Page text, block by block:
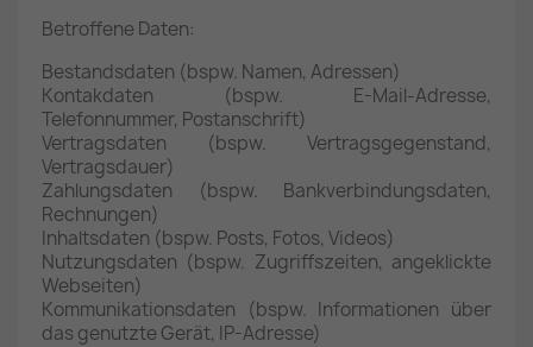
Betroffene Daten:
Bestandsdaten (bspw. Namen, Adressen)
Kontakdaten (bspw. E-Mail-Adresse,
Telefonnummer, Postanschrift)
Vertragsdaten (bspw. Vertragsgegenstand,
Vertragsdauer)
Zahlungsdaten (bspw. Bankverbindungsdaten,
Rechnungen)
Inhaltsdaten (bspw. Posts, Fotos, Videos)
Nutzungsdaten (bspw. Zugriffszeiten, angeklickte
Webseiten)
Kommunikationsdaten (bspw. Informationen über
das genutzte Gerät, IP-Adresse)